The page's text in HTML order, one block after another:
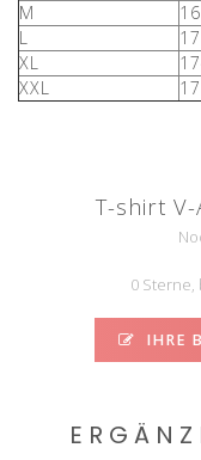
M
L
XL
XXL
T-shirt
0 Sterne,
IHRE